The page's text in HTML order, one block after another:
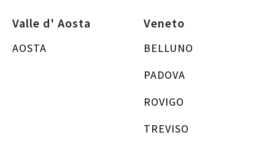
Valle d' Aosta
AOSTA
Veneto
BELLUNO
PADOVA
ROVIGO
TREVISO